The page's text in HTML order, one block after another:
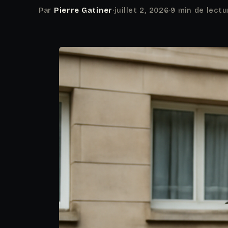
Par Pierre Gatiner·juillet 2, 2026·9 min de